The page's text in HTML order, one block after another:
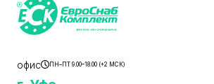
офис ПН–ПТ 9.00–18.00 (+2 МСК)